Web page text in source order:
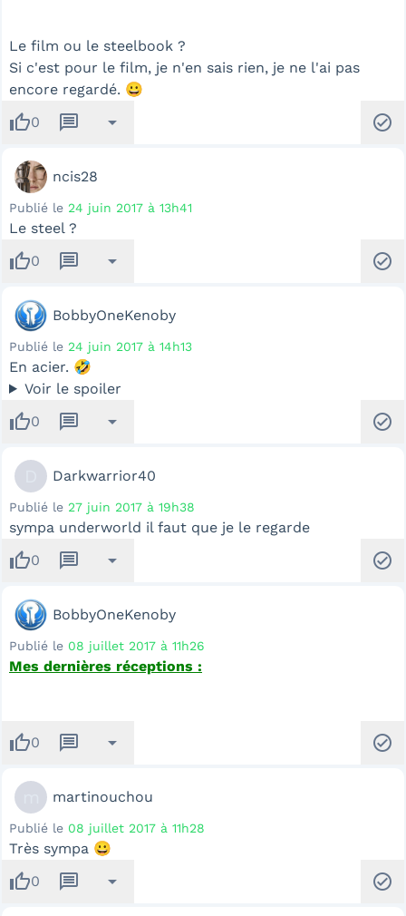
Le film ou le steelbook ?
Si c'est pour le film, je n'en sais rien, je ne l'ai pas
encore regardé. 😀
thumb_up0 message arrow_drop_down check_circle
ncis28
Publié le 24 juin 2017 à 13h41
Le steel ?
thumb_up0 message arrow_drop_down check_circle
BobbyOneKenoby
Publié le 24 juin 2017 à 14h13
En acier. 🤣
Voir le spoiler
thumb_up0 message arrow_drop_down check_circle
Darkwarrior40
Publié le 27 juin 2017 à 19h38
sympa underworld il faut que je le regarde
thumb_up0 message arrow_drop_down check_circle
BobbyOneKenoby
Publié le 08 juillet 2017 à 11h26
Mes dernières réceptions :
thumb_up0 message arrow_drop_down check_circle
martinouchou
Publié le 08 juillet 2017 à 11h28
Très sympa 😀
thumb_up0 message arrow_drop_down check_circle